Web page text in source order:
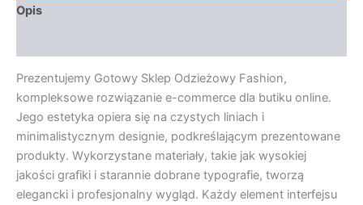
Opis
Prezentujemy Gotowy Sklep Odzieżowy Fashion,
kompleksowe rozwiązanie e-commerce dla butiku online.
Jego estetyka opiera się na czystych liniach i
minimalistycznym designie, podkreślającym prezentowane
produkty. Wykorzystane materiały, takie jak wysokiej
jakości grafiki i starannie dobrane typografie, tworzą
elegancki i profesjonalny wygląd. Każdy element interfejsu